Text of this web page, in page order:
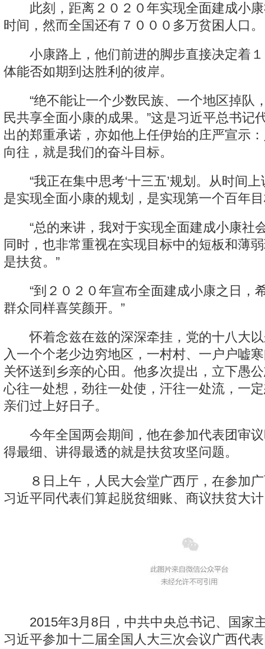
此刻，距离２０２０年实现全面建成小康
时间，然而全国还有７０００多万贫困人口。
小康路上，他们前进的脚步直接决定着１
体能否如期到达胜利的彼岸。
“绝不能让一个少数民族、一个地区掉队
民共享全面小康的成果。”这是习近平总书记
出的郑重承诺，亦如他上任伊始的庄严宣示
向往，就是我们的奋斗目标。
“我正在集中思考‘十三五’规划。从时间上
是实现全面小康的规划，是实现第一个百年
“总的来讲，我对于实现全面建成小康社
同时，也非常重视在实现目标中的短板和薄
是扶贫。”
“到２０２０年宣布全面建成小康之日，
群众同样喜笑颜开。”
怀着念兹在兹的深深牵挂，党的十八大以
入一个个老少边穷地区，一村村、一户户嘘
关怀送到乡亲的心田。他多次提出，立下愚
心往一处想，劲往一处使，汗往一处流，一
亲们过上好日子。
今年全国两会期间，他在参加代表团审议
得最细、讲得最透的就是扶贫攻坚问题。
８日上午，人民大会堂广西厅，在参加广
习近平同代表们算起脱贫细账、商议扶贫大
2015年3月8日，中共中央总书记、国家
习近平参加十二届全国人大三次会议广西代